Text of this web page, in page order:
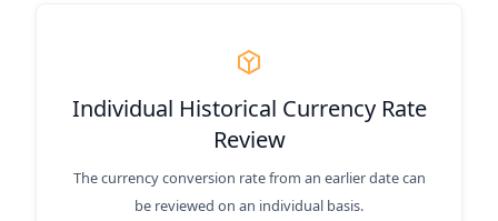
Individual Historical Currency Rate
Review
The currency conversion rate from an earlier date can
be reviewed on an individual basis.